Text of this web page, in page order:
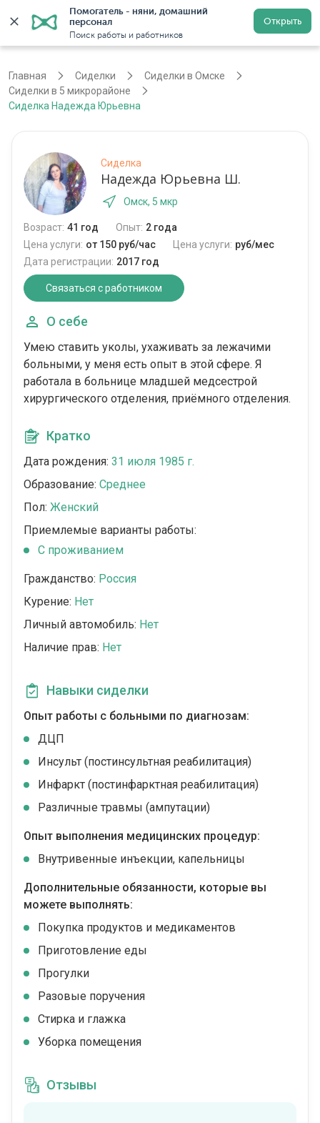
Помогатель - няни, домашний
персонал
Поиск работы и работников
Открыть
Регистрация
Главная Сиделки
Сиделки в Омске
Сиделки в 5 микрорайоне
Сиделка Надежда Юрьевна
Сиделка
Надежда Юрьевна Ш.
Омск, 5 мкр
Возраст: 41 год Опыт: 2 года
Цена услуги: от 150 руб/час Цена услуги: руб/мес
Дата регистрации: 2017 год
Связаться с работником
О себе
Умею ставить уколы, ухаживать за лежачими
больными, у меня есть опыт в этой сфере. Я
работала в больнице младшей медсестрой
хирургического отделения, приёмного отделения.
Кратко
Дата рождения: 31 июля 1985 г.
Образование: Среднее
Пол: Женский
Приемлемые варианты работы:
C проживанием
Гражданство: Россия
Курение: Нет
Личный автомобиль: Нет
Наличие прав: Нет
Навыки сиделки
Опыт работы с больными по диагнозам:
ДЦП
Инсульт (постинсультная реабилитация)
Инфаркт (постинфарктная реабилитация)
Различные травмы (ампутации)
Опыт выполнения медицинских процедур:
Внутривенные инъекции, капельницы
Дополнительные обязанности, которые вы
можете выполнять:
Покупка продуктов и медикаментов
Приготовление еды
Прогулки
Разовые поручения
Стирка и глажка
Уборка помещения
Отзывы